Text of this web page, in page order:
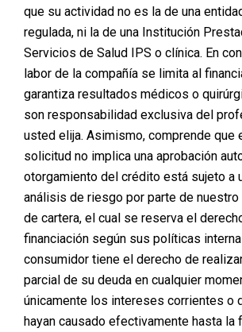
Tomar la decisión de realizarse una
En la mayoría de los casos, es un
se construye con el tiempo, la reflexión
personal.
señales emocionales y mentales que
persona está realmente preparada para
Identificarlas es clave para tomar una
consciente, segura y alineada con tus
A continuación, te explicamoslas 3
comunes de que estás lista para tu
Planmed existe para acompañarte en
que su actividad no es la de una
regulada, ni la de una Institución
Servicios de Salud IPS o clínica. En
labor de la compañía se limita al
garantiza resultados médicos o
son responsabilidad exclusiva del
usted elija. Asimismo, comprende que
solicitud no implica una aprobación
otorgamiento del crédito está sujeto a
análisis de riesgo por parte de
de cartera, el cual se reserva el
financiación según sus políticas
consumidor tiene el derecho de
parcial de su deuda en cualquier
únicamente los intereses corrientes o
hayan causado efectivamente hasta la